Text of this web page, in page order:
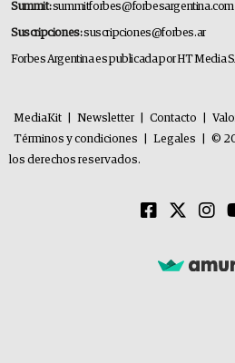
Summit:summitforbes@forbesargentina.com
Suscripciones:suscripciones@forbes.ar
Forbes Argentina es publicada por HT Media
MediaKit Newsletter Contacto
Términos y condiciones
Legales
©
los derechos reservados.